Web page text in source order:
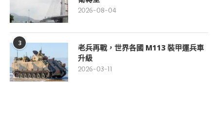
2026-08-04
3
老兵再戰，世界各國 M113 裝甲運兵車
升級
2026-03-11